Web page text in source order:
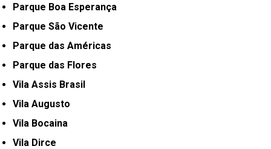
Parque Boa Esperança
Parque São Vicente
Parque das Américas
Parque das Flores
Vila Assis Brasil
Vila Augusto
Vila Bocaina
Vila Dirce